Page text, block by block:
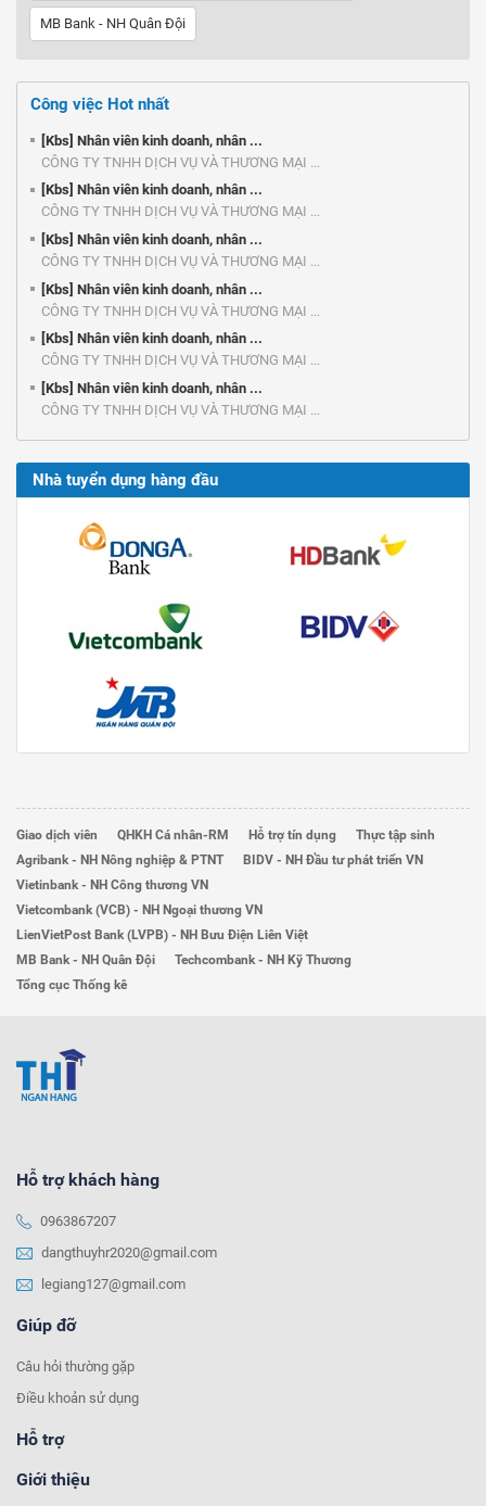
MB Bank - NH Quân Đội
Công việc Hot nhất
[Kbs] Nhân viên kinh doanh, nhân ...
CÔNG TY TNHH DỊCH VỤ VÀ THƯƠNG MẠI ...
[Kbs] Nhân viên kinh doanh, nhân ...
CÔNG TY TNHH DỊCH VỤ VÀ THƯƠNG MẠI ...
[Kbs] Nhân viên kinh doanh, nhân ...
CÔNG TY TNHH DỊCH VỤ VÀ THƯƠNG MẠI ...
[Kbs] Nhân viên kinh doanh, nhân ...
CÔNG TY TNHH DỊCH VỤ VÀ THƯƠNG MẠI ...
[Kbs] Nhân viên kinh doanh, nhân ...
CÔNG TY TNHH DỊCH VỤ VÀ THƯƠNG MẠI ...
[Kbs] Nhân viên kinh doanh, nhân ...
CÔNG TY TNHH DỊCH VỤ VÀ THƯƠNG MẠI ...
Nhà tuyển dụng hàng đầu
Giao dịch viên QHKH Cá nhân-RM Hỗ trợ tín dụng
Thực tập sinh
Agribank - NH Nông nghiệp & PTNT
BIDV - NH Đầu tư phát triển VN
Vietinbank - NH Công thương VN
Vietcombank (VCB) - NH Ngoại thương VN
LienVietPost Bank (LVPB) - NH Bưu Điện Liên Việt
MB Bank - NH Quân Đội
Techcombank - NH Kỹ Thương
Tổng cục Thống kê
Hỗ trợ khách hàng
0963867207
dangthuyhr2020@gmail.com
legiang127@gmail.com
Giúp đỡ
Câu hỏi thường gặp
Điều khoản sử dụng
Hỗ trợ
Giới thiệu